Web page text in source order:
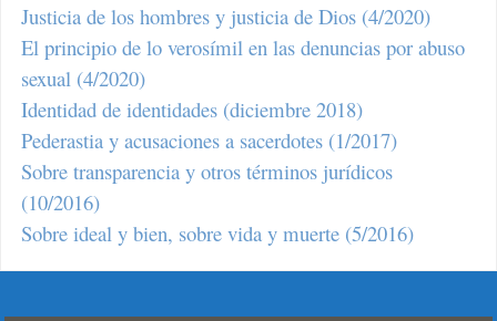
Justicia de los hombres y justicia de Dios (4/2020)
El principio de lo verosímil en las denuncias por abuso
sexual (4/2020)
Identidad de identidades (diciembre 2018)
Pederastia y acusaciones a sacerdotes (1/2017)
Sobre transparencia y otros términos jurídicos
(10/2016)
Sobre ideal y bien, sobre vida y muerte (5/2016)